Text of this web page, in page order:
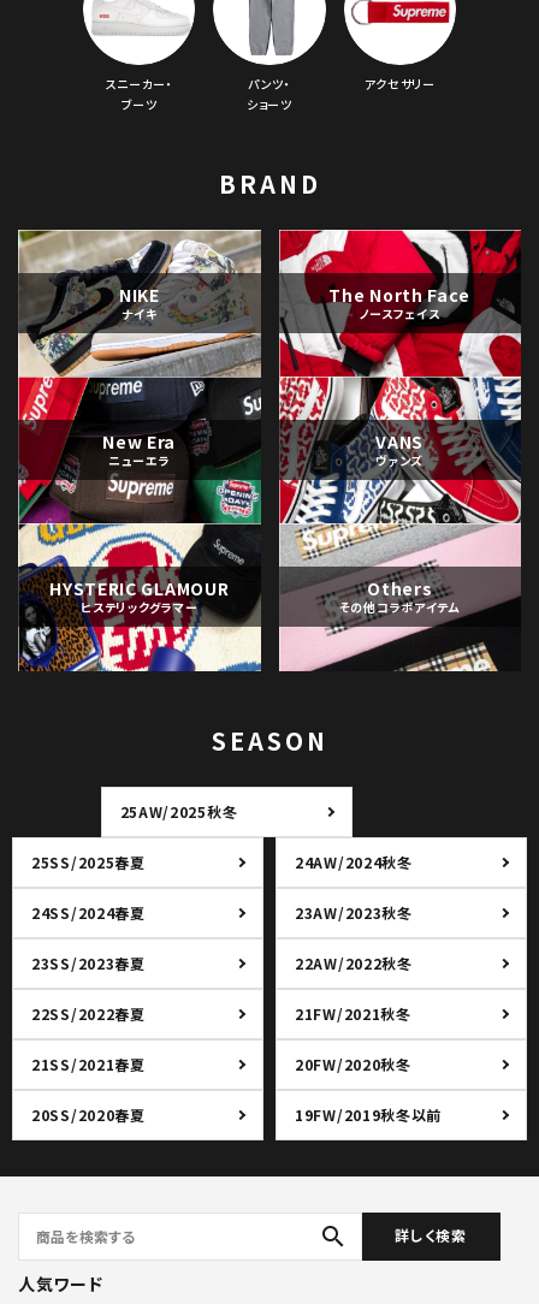
スニーカー・
ブーツ
パンツ・
ショーツ
アクセサリー
BRAND
NIKE
ナイキ
The North Face
ノースフェイス
New Era
ニューエラ
VANS
ヴァンズ
HYSTERIC GLAMOUR
ヒステリックグラマー
Others
その他コラボアイテム
SEASON
25AW/2025秋冬
25SS/2025春夏 24AW/2024秋冬
24SS/2024春夏 23AW/2023秋冬
23SS/2023春夏 22AW/2022秋冬
22SS/2022春夏 21FW/2021秋冬
21SS/2021春夏 20FW/2020秋冬
20SS/2020春夏 19FW/2019秋冬以前
search 詳しく検索
人気ワード